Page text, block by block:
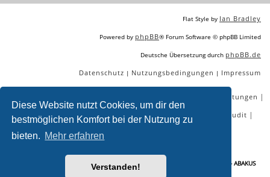
Diese Website nutzt Cookies, um dir den
bestmöglichen Komfort bei der Nutzung zu
bieten. Mehr erfahren
Verstanden!
Flat Style by Ian Bradley
Powered by phpBB® Forum Software © phpBB Limited
Deutsche Übersetzung durch phpBB.de
Datenschutz | Nutzungsbedingungen | Impressum
SEO Dienstleistungen |
SEO Workshops |SEO Beratung| Backlinks kaufen SEO Audit |
SEO Tools gratis
Google Console: Seit 03.11 keine aktualisierung - Seite 2 - ABAKUS